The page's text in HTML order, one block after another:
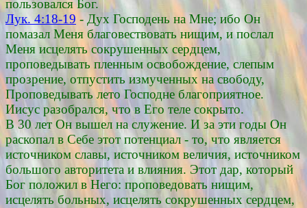
пользовался Бог.
Лук. 4:18-19 - Дух Господень на Мне; ибо Он
помазал Меня благовествовать нищим, и послал
Меня исцелять сокрушенных сердцем,
проповедывать пленным освобождение, слепым
прозрение, отпустить измученных на свободу,
Проповедывать лето Господне благоприятное.
Иисус разобрался, что в Его теле сокрыто.
В 30 лет Он вышел на служение. И за эти годы Он
раскопал в Себе этот потенциал - то, что является
источником славы, источником величия, источником
большого авторитета и влияния. Этот дар, который
Бог положил в Него: проповедовать нищим,
исцелять больных, исцелять сокрушенных сердцем,